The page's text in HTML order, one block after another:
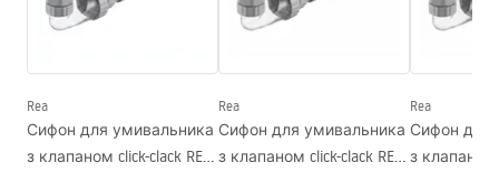
Висота
115
Форма
Отвір на змішувач
Ні
Умови гарантії
Rea
Сифон для умивальника
з клапаном click-clack REA
Rea
Сифон для умивальника
з клапаном click-clack REA
Rea
Сифон для
з клапаном